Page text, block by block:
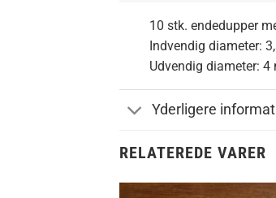
10 stk. endedupper
Indvendig diameter:
Udvendig diameter: 4
Yderligere
RELATEREDE VARER